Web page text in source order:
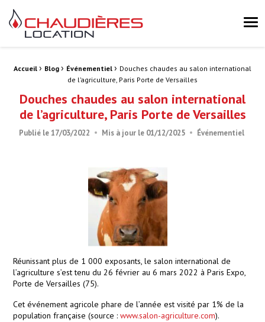
Chaudières Location Location de chaudière et chaufferie mobile
Fil d'Ariane :
Accueil › Blog › Événementiel › Douches chaudes au salon international
de l’agriculture, Paris Porte de Versailles
Douches chaudes au salon international
de l’agriculture, Paris Porte de Versailles
Publié le 17/03/2022 Mis à jour le 01/12/2025 Événementiel
Réunissant plus de 1 000 exposants, le salon international de
l’agriculture s’est tenu du 26 février au 6 mars 2022 à Paris Expo,
Porte de Versailles (75).
Cet événement agricole phare de l’année est visité par 1% de la
population française (source : www.salon-agriculture.com).